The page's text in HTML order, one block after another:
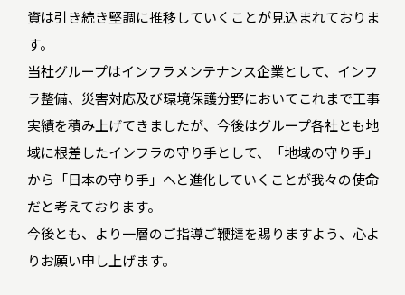
資は引き続き堅調に推移していくことが見込まれておりま
す。
当社グループはインフラメンテナンス企業として、インフ
ラ整備、災害対応及び環境保護分野においてこれまで工事
実績を積み上げてきましたが、今後はグループ各社とも地
域に根差したインフラの守り手として、「地域の守り手」
から「日本の守り手」へと進化していくことが我々の使命
だと考えております。
今後とも、より一層のご指導ご鞭撻を賜りますよう、心よ
りお願い申し上げます。